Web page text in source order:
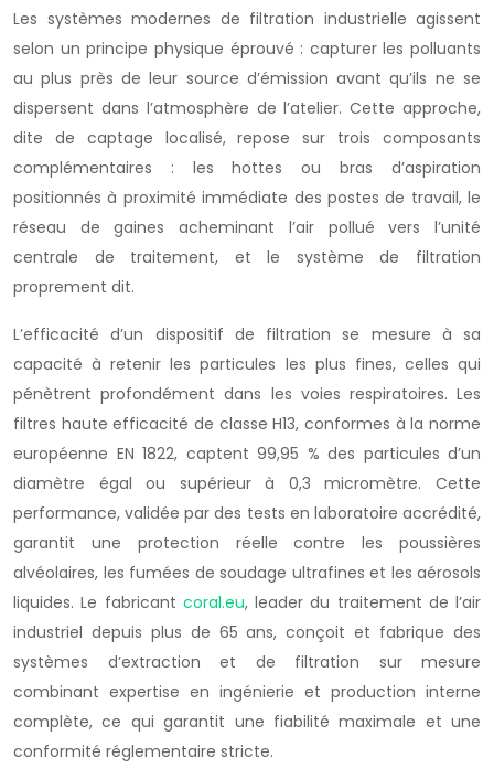
Les systèmes modernes de filtration industrielle agissent
selon un principe physique éprouvé : capturer les polluants
au plus près de leur source d’émission avant qu’ils ne se
dispersent dans l’atmosphère de l’atelier. Cette approche,
dite de captage localisé, repose sur trois composants
complémentaires : les hottes ou bras d’aspiration
positionnés à proximité immédiate des postes de travail, le
réseau de gaines acheminant l’air pollué vers l’unité
centrale de traitement, et le système de filtration
proprement dit.
L’efficacité d’un dispositif de filtration se mesure à sa
capacité à retenir les particules les plus fines, celles qui
pénètrent profondément dans les voies respiratoires. Les
filtres haute efficacité de classe H13, conformes à la norme
européenne EN 1822, captent 99,95 % des particules d’un
diamètre égal ou supérieur à 0,3 micromètre. Cette
performance, validée par des tests en laboratoire accrédité,
garantit une protection réelle contre les poussières
alvéolaires, les fumées de soudage ultrafines et les aérosols
liquides. Le fabricant coral.eu, leader du traitement de l’air
industriel depuis plus de 65 ans, conçoit et fabrique des
systèmes d’extraction et de filtration sur mesure
combinant expertise en ingénierie et production interne
complète, ce qui garantit une fiabilité maximale et une
conformité réglementaire stricte.